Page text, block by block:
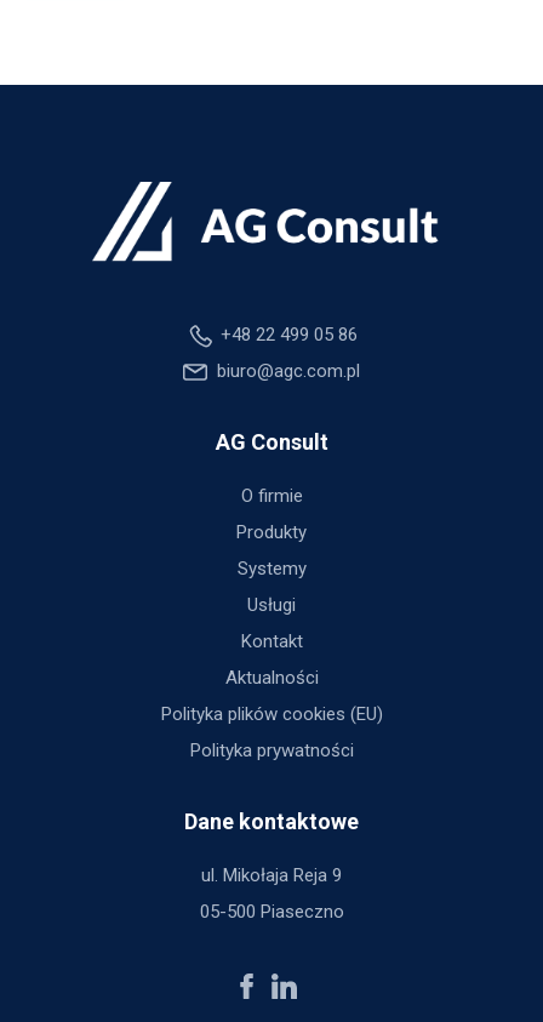
+48 22 499 05 86
biuro@agc.com.pl
AG Consult
O firmie
Produkty
Systemy
Usługi
Kontakt
Aktualności
Polityka plików cookies (EU)
Polityka prywatności
Dane kontaktowe
ul. Mikołaja Reja 9
05-500 Piaseczno